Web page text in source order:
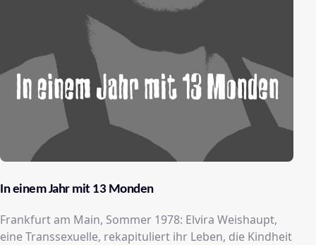
In einem Jahr mit 13 Monden
Frankfurt am Main, Sommer 1978: Elvira Weishaupt,
eine Transsexuelle, rekapituliert ihr Leben, die Kindheit